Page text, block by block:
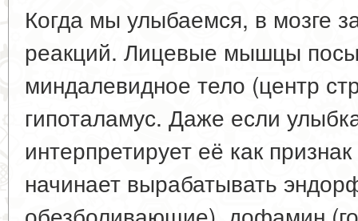
Когда мы улыбаемся, в мозге
реакций. Лицевые мышцы
миндалевидное тело (центр
гипоталамус. Даже если
интерпретирует её как
начинает вырабатывать